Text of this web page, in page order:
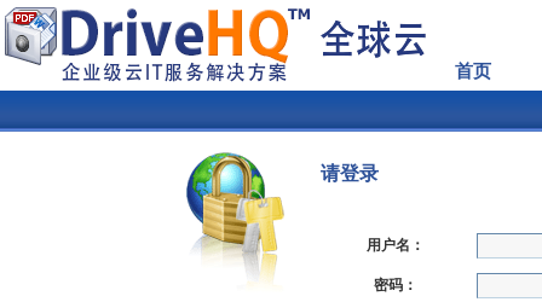
首页
请登录
用户名：
密码：